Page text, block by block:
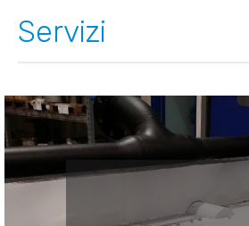
Servizi